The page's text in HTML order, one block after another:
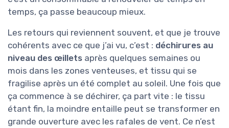
temps, ça passe beaucoup mieux.
Les retours qui reviennent souvent, et que je trouve
cohérents avec ce que j’ai vu, c’est : déchirures au
niveau des œillets après quelques semaines ou
mois dans les zones venteuses, et tissu qui se
fragilise après un été complet au soleil. Une fois que
ça commence à se déchirer, ça part vite : le tissu
étant fin, la moindre entaille peut se transformer en
grande ouverture avec les rafales de vent. Ce n’est